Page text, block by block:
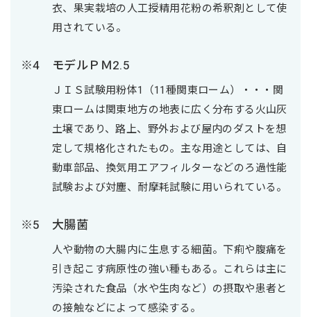
衣、果実栽培の人工授精用花粉の希釈剤として使
用されている。
モデルＰＭ2.5
ＪＩＳ試験用粉体1（11種関東ローム）・・・関
東ロームは関東地方の地表に広く分布する火山灰
土壌であり、路上、野外および屋内のダストを想
定して規格化されたもの。主な用途としては、自
動車部品、換気用エアフィルターなどのろ過性能
試験および対塵、耐摩耗試験に用いられている。
大腸菌
人や動物の大腸内に生息する細菌。下痢や腹痛を
引き起こす病原性の強い種もある。これらは主に
汚染された食品（水や生肉など）の摂取や患者と
の接触などによって感染する。